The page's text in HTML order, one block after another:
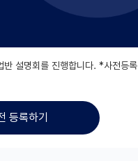
반 설명회를 진행합니다. *사전등록
등록하기